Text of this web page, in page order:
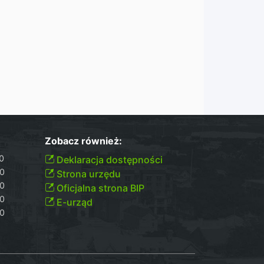
Zobacz również:
Deklaracja dostępności
Strona urzędu
Oficjalna strona BIP
E-urząd